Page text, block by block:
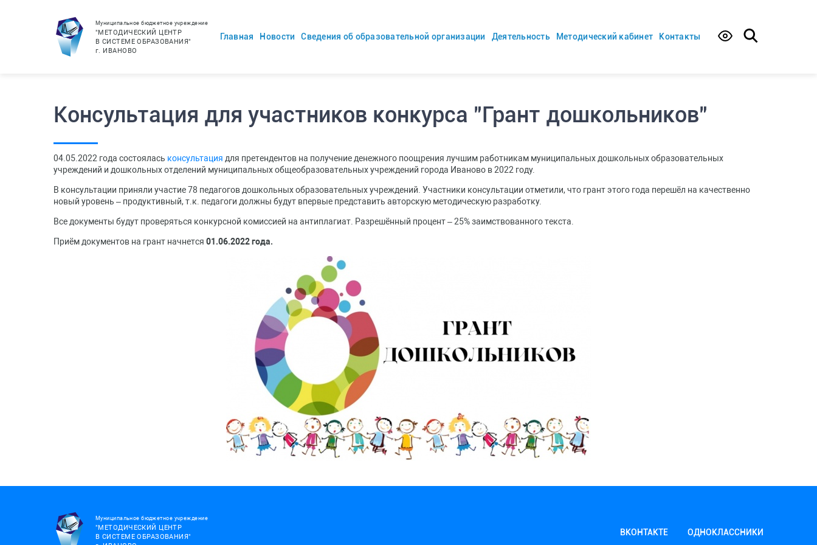
Муниципальное бюджетное учреждение
"МЕТОДИЧЕСКИЙ ЦЕНТР
В СИСТЕМЕ ОБРАЗОВАНИЯ"
г. ИВАНОВО
Главная Новости Сведения об образовательной организации Деятельность Методический кабинет Контакты
Консультация для участников конкурса "Грант дошкольников"
04.05.2022 года состоялась консультация для претендентов на получение денежного поощрения лучшим работникам муниципальных дошкольных образовательных
учреждений и дошкольных отделений муниципальных общеобразовательных учреждений города Иваново в 2022 году.
В консультации приняли участие 78 педагогов дошкольных образовательных учреждений. Участники консультации отметили, что грант этого года перешёл на качественно
новый уровень – продуктивный, т.к. педагоги должны будут впервые представить авторскую методическую разработку.
Все документы будут проверяться конкурсной комиссией на антиплагиат. Разрешённый процент – 25% заимствованного текста.
Приём документов на грант начнется 01.06.2022 года.
Муниципальное бюджетное учреждение
"МЕТОДИЧЕСКИЙ ЦЕНТР
В СИСТЕМЕ ОБРАЗОВАНИЯ"
ВКОНТАКТЕ ОДНОКЛАССНИКИ